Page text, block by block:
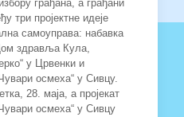
грађана, а грађани
три пројектне идеје
самоуправа: набавка
здравља Кула,
у Црвенки и
осмеха“ у Сивцу.
28. маја, а пројекат
осмеха“ у Сивцу